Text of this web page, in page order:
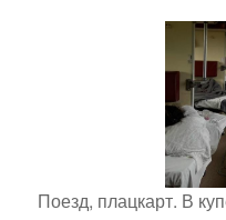
Поезд, плацкарт. В